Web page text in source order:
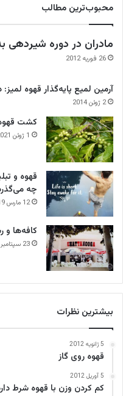
محبوب‌ترین مطالب
مادران در دوره شیردهی
26 فوریه 2012
آرمین لمیع پایه‌گذار قهوه
2 ژوئن 2014
کشت قهوه
1 ژوئن 2021
قهوه و
چه
12 مارس 2019
کافه‌ها و
23 سپتامبر 2021
بیشترین نظرات
5 ژانویه 2012
قهوه روی گاز
5 آوریل 2012
کم کردن وزن با قهوه شرط